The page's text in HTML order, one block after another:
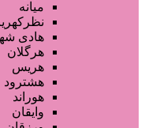
میانه
هادی
هرگلان
هریس
هشترود
هوراند
وایقان
نداشته و کاربران باید
دسترسی سریع
صفحه اختصاصی